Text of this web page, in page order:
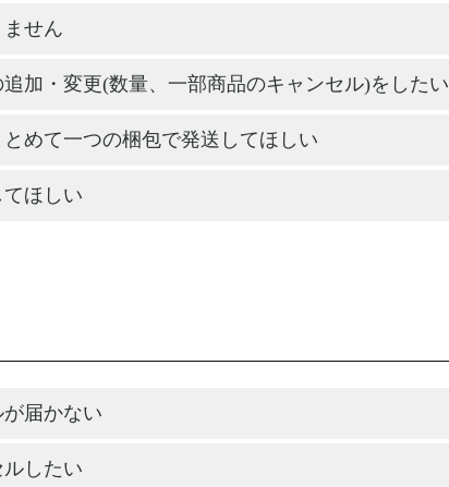
せん
加・変更(数量、一部商品のキャンセル)をしたい
めて一つの梱包で発送してほしい
ほしい
届かない
したい